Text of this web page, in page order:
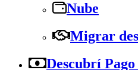
Nube
Migrar
Descubrí Pago